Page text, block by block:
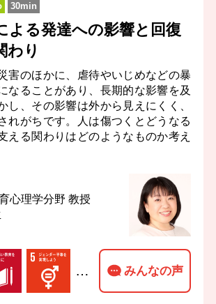
30min
よる発達への影響と回復
わり
害のほかに、虐待やいじめなどの暴
なることがあり、長期的な影響を及
し、その影響は外から見えにくく、
れがちです。人は傷つくとどうなる
える関わりはどのようなものか考え
心理学分野 教授
… みんなの声